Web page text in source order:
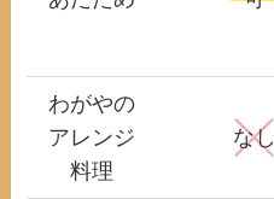
わがやの
アレンジ
料理
なし